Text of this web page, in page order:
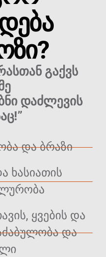
გაქვს
დაძლევის
და ბრაზი
ხასიათის
ყვების და
და